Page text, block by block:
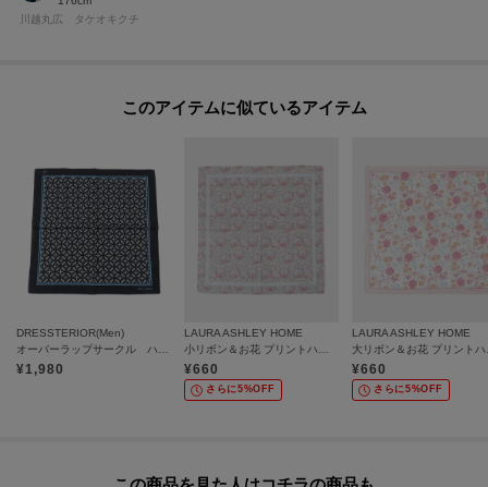
川越丸広 タケオキクチ
このアイテムに似ているアイテム
DRESSTERIOR(Men)
オーバーラップサークル ハンカチ・バンダナ
¥1,980
LAURA ASHLEY HOME
小リボン＆お花 プリントハンカチ
¥660
さらに5%OFF
LAURA ASHLEY HOME
大
¥660
さらに5%OFF